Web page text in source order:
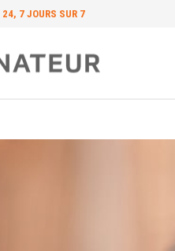
7 JOURS SUR 7